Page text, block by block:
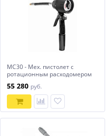
MC30 - Мех. пистолет c
ротационным расходомером
ручн. каплеот., антифриз
55 280 руб.